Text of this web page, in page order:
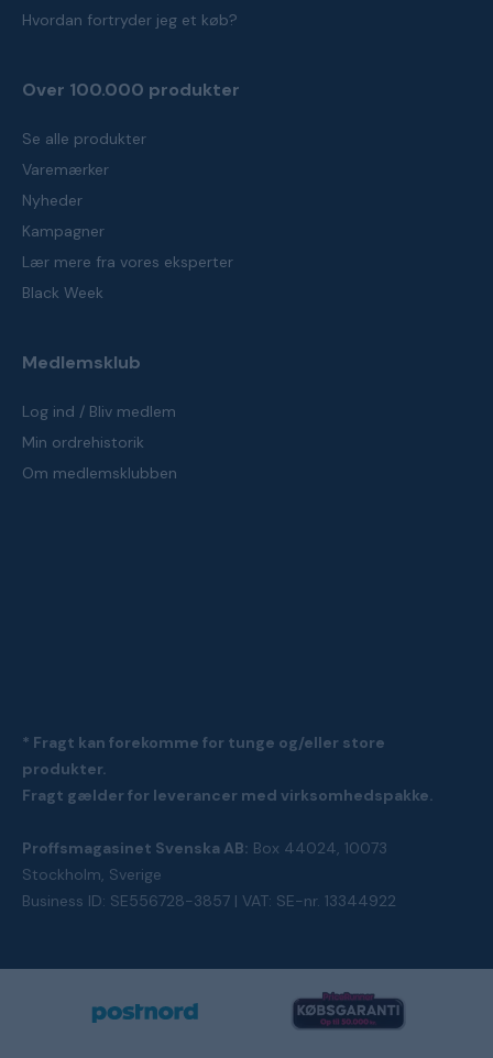
Hvordan fortryder jeg et køb?
Over 100.000 produkter
Se alle produkter
Varemærker
Nyheder
Kampagner
Lær mere fra vores eksperter
Black Week
Medlemsklub
Log ind / Bliv medlem
Min ordrehistorik
Om medlemsklubben
* Fragt kan forekomme for tunge og/eller store
produkter.
Fragt gælder for leverancer med virksomhedspakke.
Proffsmagasinet Svenska AB: Box 44024, 10073
Stockholm, Sverige
Business ID: SE556728-3857 | VAT: SE-nr. 13344922